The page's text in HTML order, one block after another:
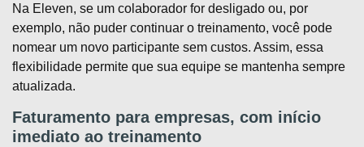
Na Eleven, se um colaborador for desligado ou, por
exemplo, não puder continuar o treinamento, você pode
nomear um novo participante sem custos. Assim, essa
flexibilidade permite que sua equipe se mantenha sempre
atualizada.
Faturamento para empresas, com início
imediato ao treinamento